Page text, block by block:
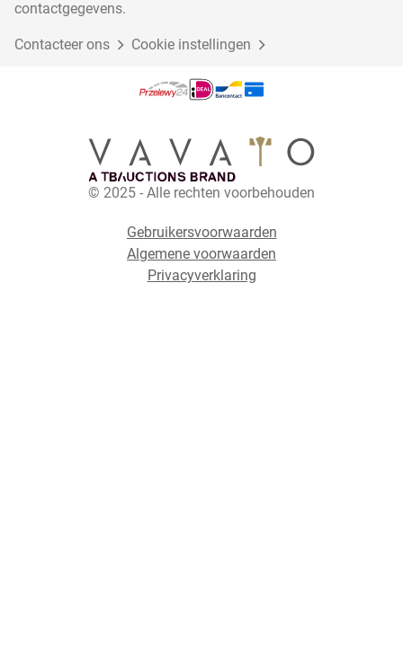
contactgegevens.
Contacteer ons Cookie instellingen
© 2025 - Alle rechten voorbehouden
Gebruikersvoorwaarden
Algemene voorwaarden
Privacyverklaring